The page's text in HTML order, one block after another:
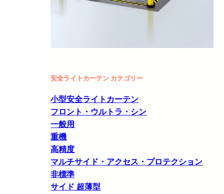
安全ライトカーテン カテゴリー
小型安全ライトカーテン
フロント・ウルトラ・シン
一般用
重機
高精度
マルチサイド・アクセス・プロテクション
非標準
サイド 超薄型